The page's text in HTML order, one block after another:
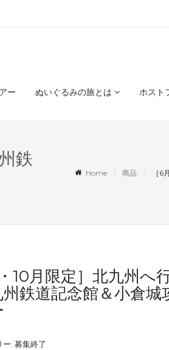
ー ぬいぐるみの旅とは ホスト
鉄
Home 商品 ［
10月限定］北九州へ
州鉄道記念館＆小倉城
ー:募集終了